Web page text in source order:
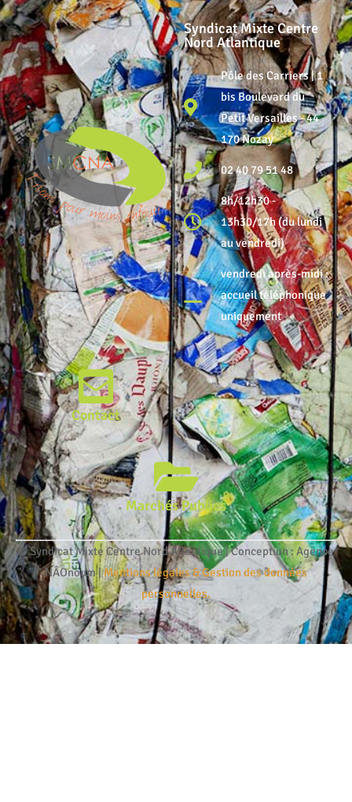
Syndicat Mixte Centre
Nord Atlantique
Pôle des Carriers | 1
bis Boulevard du
Petit Versailles - 44
170 Nozay
02 40 79 51 48
8h/12h30 -
13h30/17h (du lundi
au vendredi)
vendredi après-midi :
accueil téléphonique
uniquement
Contact
Marchés Publics
© Syndicat Mixte Centre Nord Atlantique | Conception : Agence
NÂOnoum |Mentions légales & Gestion des données
personnelles.